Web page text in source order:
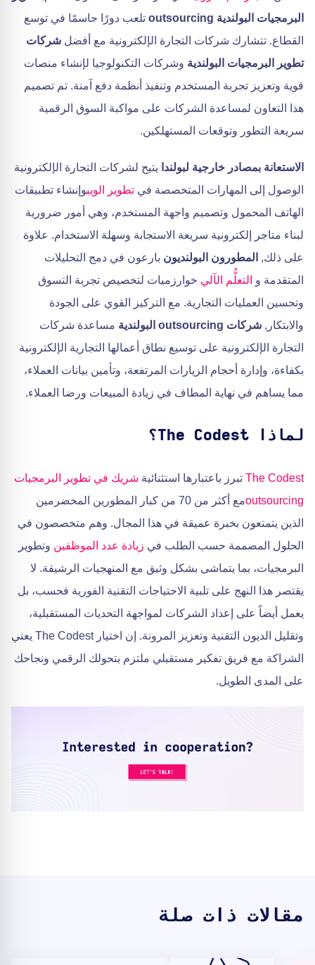
البرمجيات البولندية outsourcing
تلعب دورًا حاسمًا في توسع
القطاع. تتشارك شركات التجارة الإلكترونية مع أفضل شركات
تطوير البرمجيات البولندية وشركات التكنولوجيا لإنشاء منصات
قوية وتعزيز تجربة المستخدم وتنفيذ أنظمة دفع آمنة. تم تصميم
هذا التعاون لمساعدة الشركات على مواكبة السوق الرقمية
سريعة التطور وتوقعات المستهلكين.
الاستعانة بمصادر خارجية لبولندا يتيح لشركات التجارة الإلكترونية
الوصول إلى المهارات المتخصصة في تطوير الويبوإنشاء تطبيقات
الهاتف المحمول وتصميم واجهة المستخدم، وهي أمور ضرورية
لبناء متاجر إلكترونية سريعة الاستجابة وسهلة الاستخدام. علاوة
على ذلك, المطورون البولنديون بارعون في دمج التحليلات
المتقدمة و التعلُّم الآلي خوارزميات لتخصيص تجربة التسوق
وتحسين العمليات التجارية. مع التركيز القوي على الجودة
والابتكار, شركات outsourcing البولندية
مساعدة شركات
التجارة الإلكترونية على توسيع نطاق أعمالها التجارية الإلكترونية
بكفاءة، وإدارة أحجام الزيارات المرتفعة، وتأمين بيانات العملاء،
مما يساهم في نهاية المطاف في زيادة المبيعات ورضا العملاء.
لماذا The Codest؟
The Codest تبرز باعتبارها استثنائية شريك في تطوير البرمجيات
outsourcing
مع أكثر من 70 من كبار المطورين المخضرمين
الذين يتمتعون بخبرة عميقة في هذا المجال. وهم متخصصون في
الحلول المصممة حسب الطلب في زيادة عدد الموظفين وتطوير
البرمجيات، بما يتماشى بشكل وثيق مع المنهجيات الرشيقة. لا
يقتصر هذا النهج على تلبية الاحتياجات التقنية الفورية فحسب، بل
يعمل أيضاً على إعداد الشركات لمواجهة التحديات المستقبلية،
وتقليل الديون التقنية وتعزيز المرونة. إن اختيار The Codest يعني
الشراكة مع فريق تفكير مستقبلي ملتزم بتحولك الرقمي ونجاحك
على المدى الطويل.
مقالات ذات صلة